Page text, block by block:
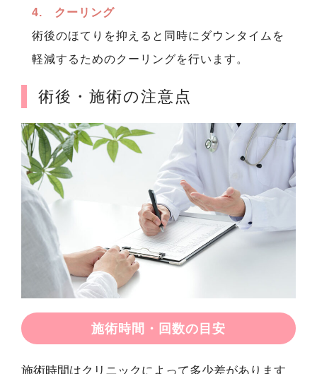
4. クーリング
術後のほてりを抑えると同時にダウンタイムを
軽減するためのクーリングを行います。
術後・施術の注意点
施術時間・回数の目安
施術時間はクリニックによって多少差があります